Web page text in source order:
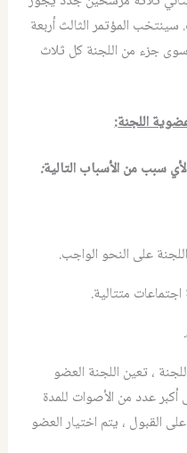
المؤتمر الثالث أربعة
جزء من اللجنة كل ثلاث
اللجنة:
لأيسببمنالأسبابالتالية:
على النحو الواجب.
متتالية.
، تعين اللجنة العضو
عدد من الأصوات للمدة
القبول ، يتم اختيار العضو